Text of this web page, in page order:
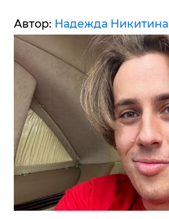
Автор: Надежда Никитина